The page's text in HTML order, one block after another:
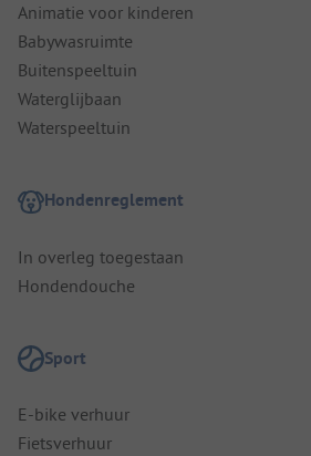
Animatie voor kinderen
Babywasruimte
Buitenspeeltuin
Waterglijbaan
Waterspeeltuin
Hondenreglement
In overleg toegestaan
Hondendouche
Sport
E-bike verhuur
Fietsverhuur